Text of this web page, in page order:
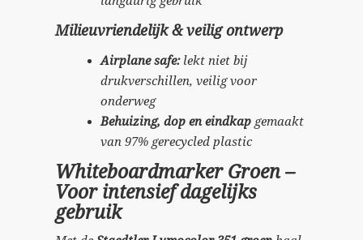
Milieuvriendelijk & veilig ontwerp
Airplane safe:lekt niet bij
drukverschillen, veilig voor
onderweg
Behuizing, dop en eindkap gemaakt
van 97% gerecycled plastic
Whiteboardmarker Groen –
Voor intensief dagelijks
gebruik